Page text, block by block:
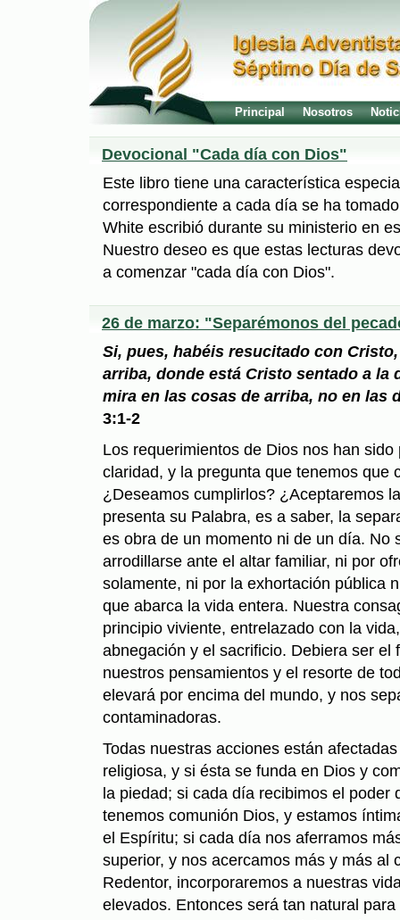
Principal Nosotros
Devocional "Cada día con Dios"
Este libro tiene una característica
correspondiente a cada día se ha
White escribió durante su ministerio en
Nuestro deseo es que estas lecturas
a comenzar "cada día con Dios".
26 de marzo: "Separémonos del
Si, pues, habéis resucitado con
arriba, donde está Cristo sentado a la
mira en las cosas de arriba, no en las
3:1-2
Los requerimientos de Dios nos han
claridad, y la pregunta que tenemos que
¿Deseamos cumplirlos? ¿Aceptaremos
presenta su Palabra, es a saber, la
es obra de un momento ni de un día. No
arrodillarse ante el altar familiar, ni por
solamente, ni por la exhortación pública
que abarca la vida entera. Nuestra
principio viviente, entrelazado con la
abnegación y el sacrificio. Debiera ser el
nuestros pensamientos y el resorte de
elevará por encima del mundo, y nos
contaminadoras.
Todas nuestras acciones están
religiosa, y si ésta se funda en Dios y
la piedad; si cada día recibimos el poder
tenemos comunión Dios, y estamos
el Espíritu; si cada día nos aferramos
superior, y nos acercamos más y más al
Redentor, incorporaremos a nuestras
elevados. Entonces será tan natural